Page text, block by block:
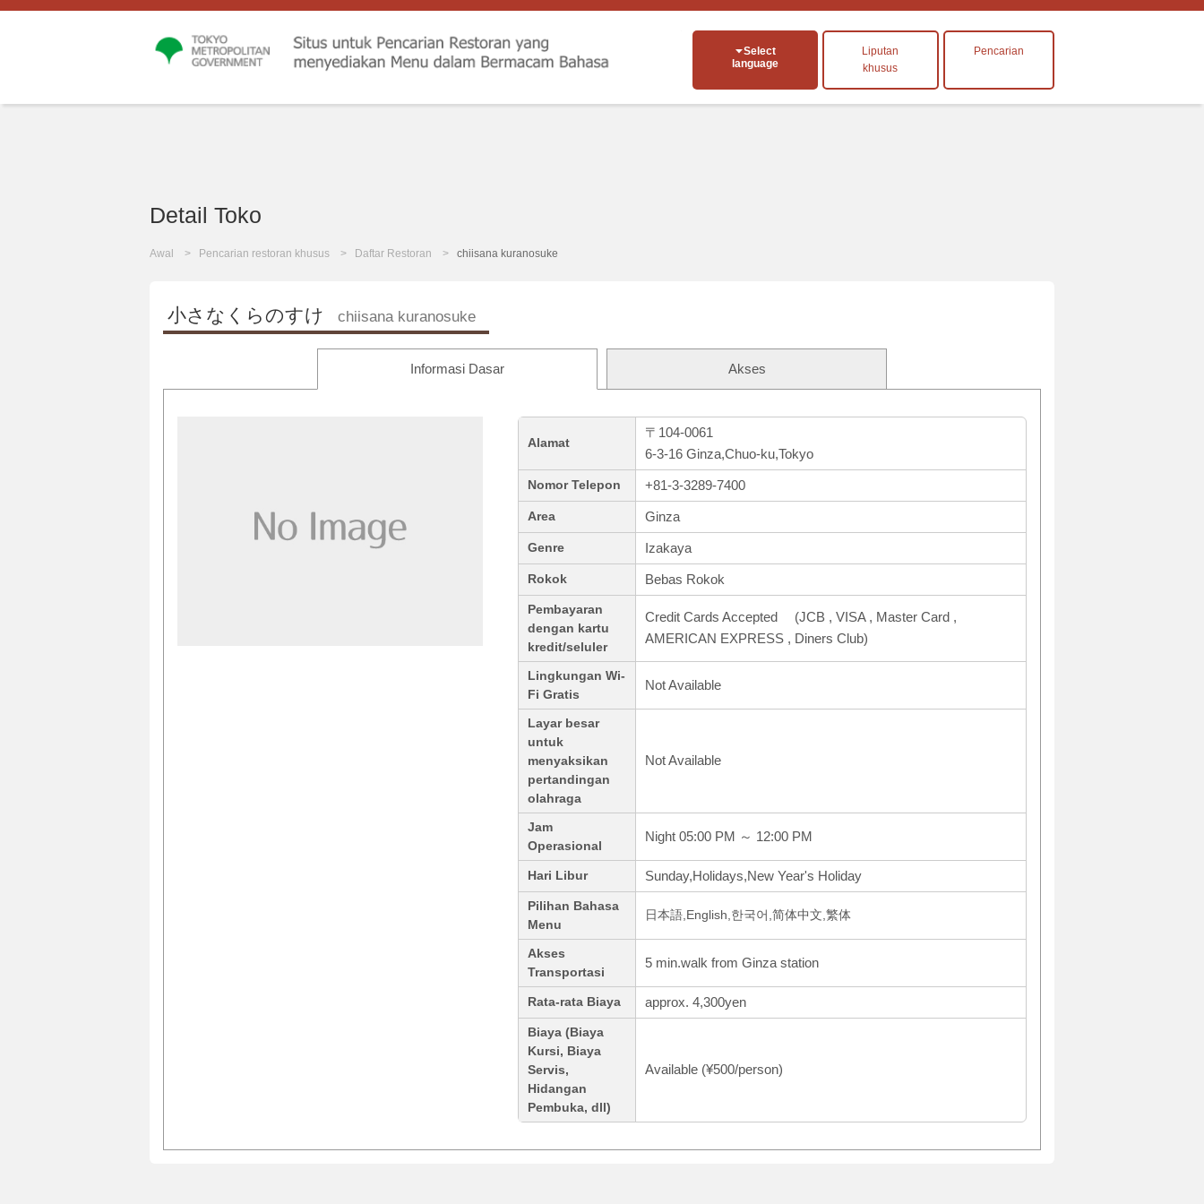
Select
language
Liputan
khusus
Pencarian
Detail Toko
Awal Pencarian restoran khusus Daftar Restoran chiisana kuranosuke
小さなくらのすけ chiisana kuranosuke
Informasi Dasar Akses
Alamat
〒104-0061
6-3-16 Ginza,Chuo-ku,Tokyo
Nomor Telepon +81-3-3289-7400
Area Ginza
Genre Izakaya
Rokok Bebas Rokok
Pembayaran
dengan kartu
kredit/seluler
Credit Cards Accepted (JCB , VISA , Master Card ,
AMERICAN EXPRESS , Diners Club)
Lingkungan Wi-
Fi Gratis
Not Available
Layar besar
untuk
menyaksikan
pertandingan
olahraga
Not Available
Jam
Operasional
Night 05:00 PM ～ 12:00 PM
Hari Libur Sunday,Holidays,New Year's Holiday
Pilihan Bahasa
Menu
日本語,English,한국어,简体中文,繁体
Akses
Transportasi
5 min.walk from Ginza station
Rata-rata Biaya approx. 4,300yen
Biaya (Biaya
Kursi, Biaya
Servis,
Hidangan
Pembuka, dll)
Available (¥500/person)